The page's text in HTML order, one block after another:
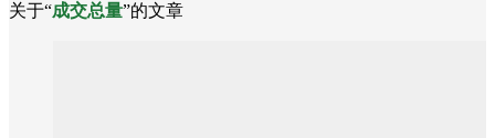
关于“成交总量”的文章